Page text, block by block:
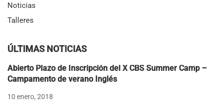
Noticias
Talleres
ÚLTIMAS NOTICIAS
Abierto Plazo de Inscripción del X CBS Summer Camp –
Campamento de verano Inglés
10 enero, 2018